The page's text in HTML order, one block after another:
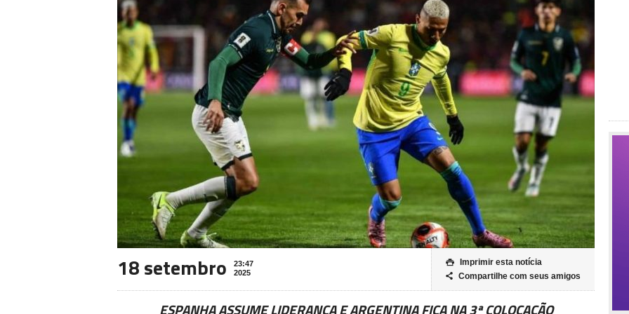
18 setembro
23:47
2025
 Imprimir esta notícia
 Compartilhe com seus amigos
ESPANHA ASSUME LIDERANÇA E ARGENTINA FICA NA 3ª COLOCAÇÃO